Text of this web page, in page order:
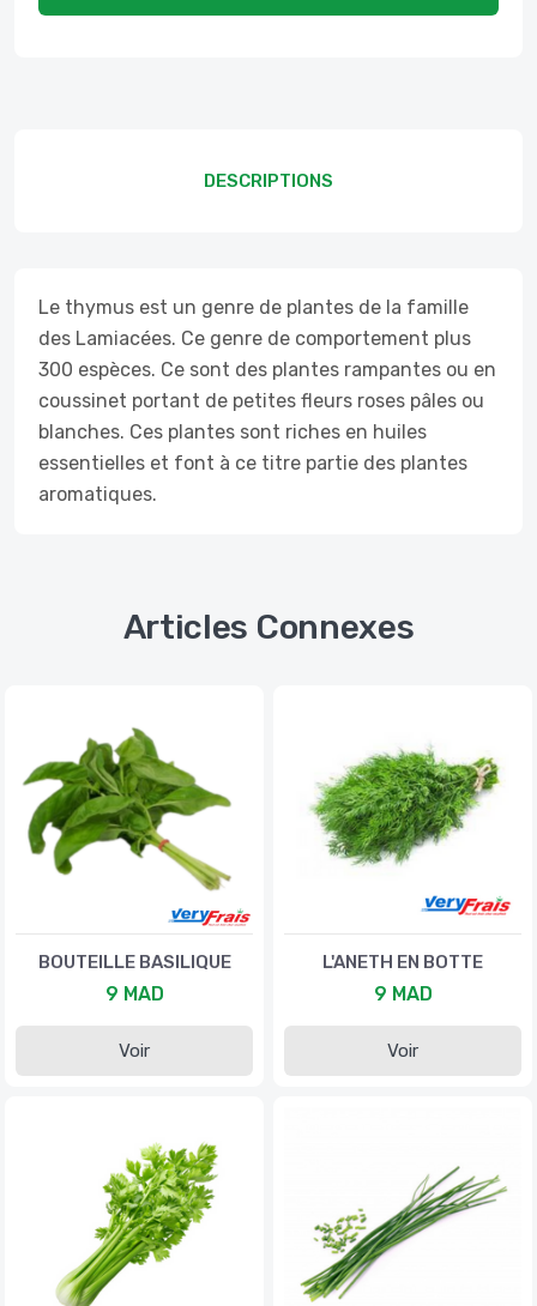
DESCRIPTIONS
Le thymus est un genre de plantes de la famille
des Lamiacées. Ce genre de comportement plus
300 espèces. Ce sont des plantes rampantes ou en
coussinet portant de petites fleurs roses pâles ou
blanches. Ces plantes sont riches en huiles
essentielles et font à ce titre partie des plantes
aromatiques.
Articles Connexes
BOUTEILLE BASILIQUE
9 MAD
Voir
L'ANETH EN BOTTE
9 MAD
Voir